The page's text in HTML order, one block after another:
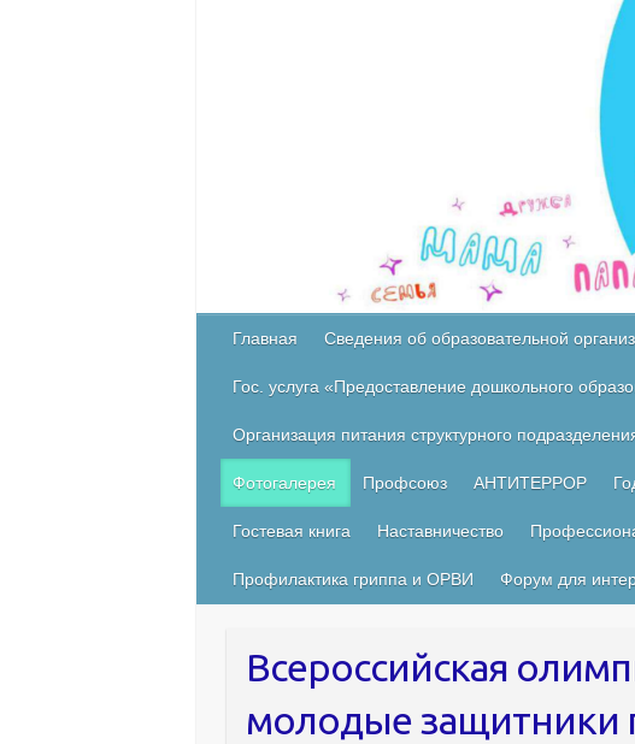
Главная Сведения об образовательной
Гос. услуга «Предоставление дошкольного
Организация питания структурного
Фотогалерея Профсоюз АНТИТЕРРОР
Гостевая книга Наставничество
Профилактика гриппа и ОРВИ Форум для
Всероссийская
молодые защитники